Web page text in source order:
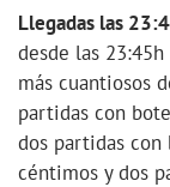
Llegadas las
desde las
más cuantiosos
partidas con
dos partidas
céntimos y dos